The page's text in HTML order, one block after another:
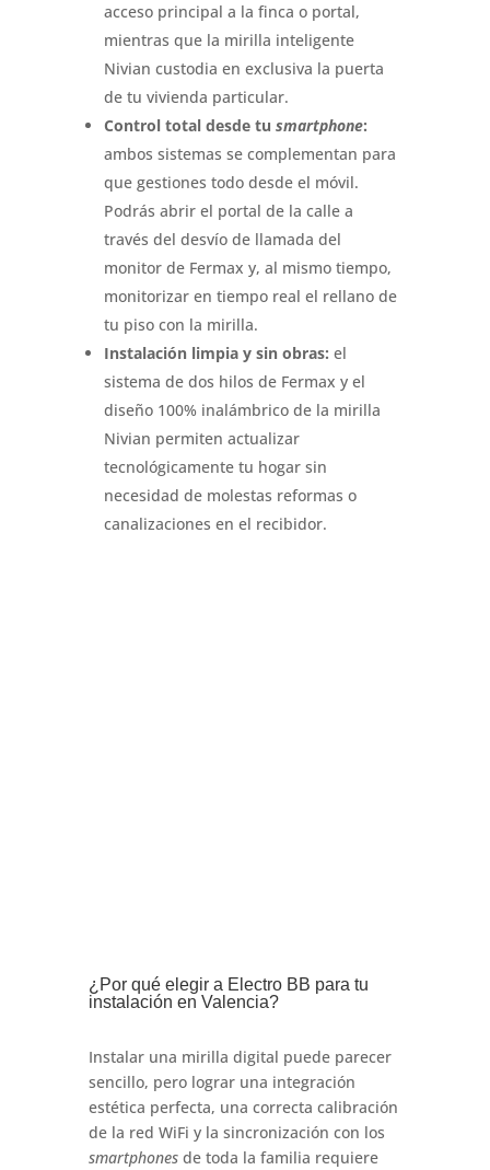
acceso principal a la finca o portal,
mientras que la mirilla inteligente
Nivian custodia en exclusiva la puerta
de tu vivienda particular.
Control total desde tu smartphone:
ambos sistemas se complementan para
que gestiones todo desde el móvil.
Podrás abrir el portal de la calle a
través del desvío de llamada del
monitor de Fermax y, al mismo tiempo,
monitorizar en tiempo real el rellano de
tu piso con la mirilla.
Instalación limpia y sin obras: el
sistema de dos hilos de Fermax y el
diseño 100% inalámbrico de la mirilla
Nivian permiten actualizar
tecnológicamente tu hogar sin
necesidad de molestas reformas o
canalizaciones en el recibidor.
¿Por qué elegir a Electro BB para tu
instalación en Valencia?
Instalar una mirilla digital puede parecer
sencillo, pero lograr una integración
estética perfecta, una correcta calibración
de la red WiFi y la sincronización con los
smartphonesde toda la familia requiere